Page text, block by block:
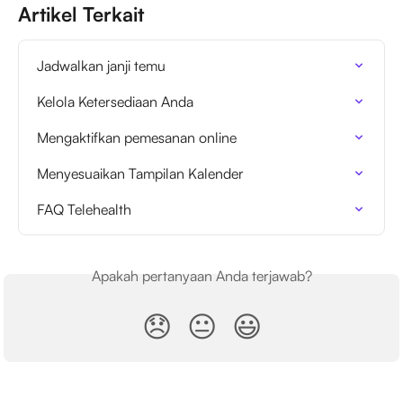
Artikel Terkait
Jadwalkan janji temu
Kelola Ketersediaan Anda
Mengaktifkan pemesanan online
Menyesuaikan Tampilan Kalender
FAQ Telehealth
Apakah pertanyaan Anda terjawab?
😞 😐 😃